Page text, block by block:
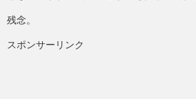
残念。
スポンサーリンク